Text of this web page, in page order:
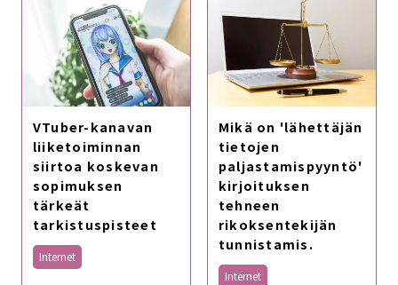
VTuber-kanavan
liiketoiminnan
siirtoa koskevan
sopimuksen
tärkeät
tarkistuspisteet
Internet
Mikä on 'lähettäjän
tietojen
paljastamispyyntö'
kirjoituksen
tehneen
rikoksentekijän
tunnistamis.
Internet